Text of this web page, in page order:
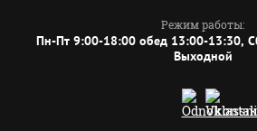
Режим работы:
Пн-Пт 9:00-18:00 обед 13:00-13:30,
Выходной